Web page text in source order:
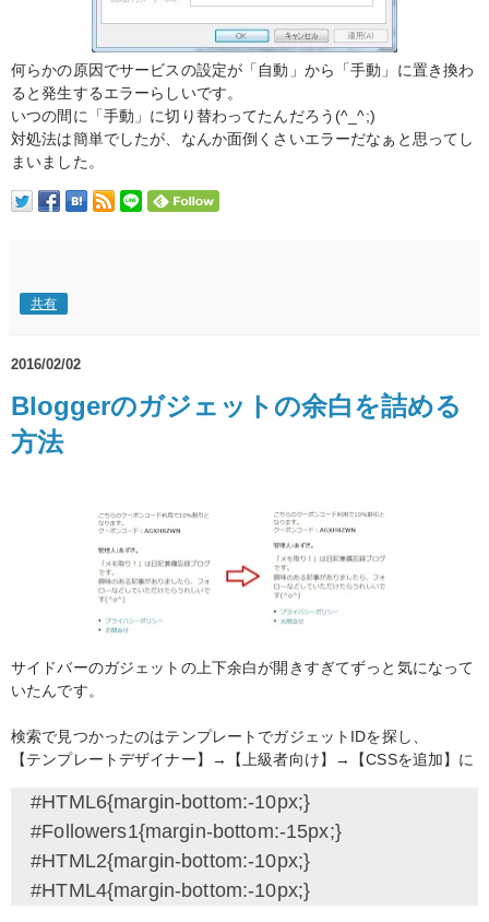
何らかの原因でサービスの設定が「自動」から「手動」に置き換わ
ると発生するエラーらしいです。
いつの間に「手動」に切り替わってたんだろう(^_^;)
対処法は簡単でしたが、なんか面倒くさいエラーだなぁと思ってし
まいました。
共有
2016/02/02
Bloggerのガジェットの余白を詰める
方法
サイドバーのガジェットの上下余白が開きすぎてずっと気になって
いたんです。
検索で見つかったのはテンプレートでガジェットIDを探し、
【テンプレートデザイナー】→【上級者向け】→【CSSを追加】に
#HTML6{margin-bottom:-10px;}
#Followers1{margin-bottom:-15px;}
#HTML2{margin-bottom:-10px;}
#HTML4{margin-bottom:-10px;}